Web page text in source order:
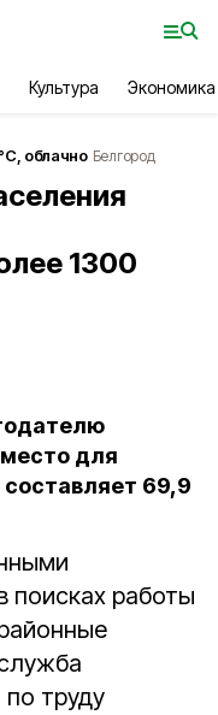
Культура Экономика
облачно Белгород
1300
для
69,9
поисках работы
по труду